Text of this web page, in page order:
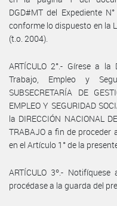
DGD#MT del Expediente
conforme lo dispuesto en la
(t.o. 2004).
ARTÍCULO 2°.- Gírese a
Trabajo, Empleo y
SUBSECRETARÍA DE
EMPLEO Y SEGURIDAD
la DIRECCIÓN NACIONAL
TRABAJO a fin de
en el Artículo 1° de la
ARTÍCULO 3º.-
procédase a la guarda del